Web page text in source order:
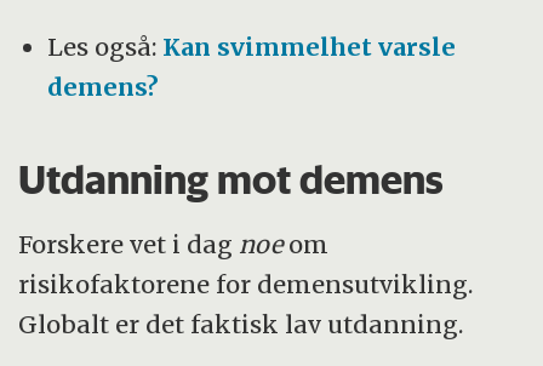
Les også: Kan svimmelhet varsle
demens?
Utdanning mot demens
Forskere vet i dag noeom
risikofaktorene for demensutvikling.
Globalt er det faktisk lav utdanning.